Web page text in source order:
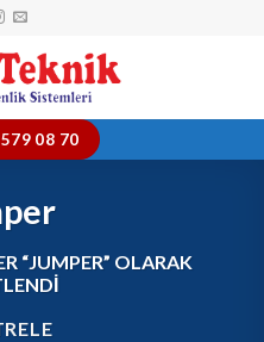
08 70
“JUMPER” OLARAK